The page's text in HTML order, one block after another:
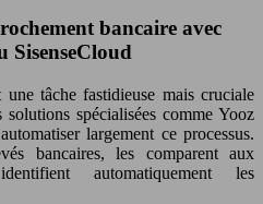
bancaire avec
SisenseCloud
tâche fastidieuse mais cruciale
spécialisées comme Yooz
largement ce processus.
bancaires, les comparent aux
automatiquement les